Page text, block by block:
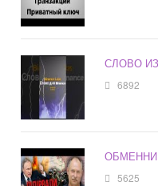
СЛОВО
6892
5625